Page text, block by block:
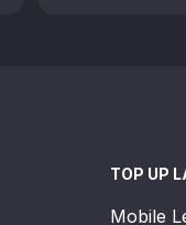
TOP UP
Mobile